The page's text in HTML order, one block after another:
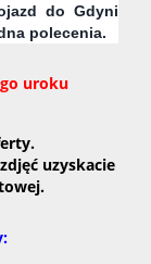
do Gdyni
polecenia.
uroku
uzyskacie